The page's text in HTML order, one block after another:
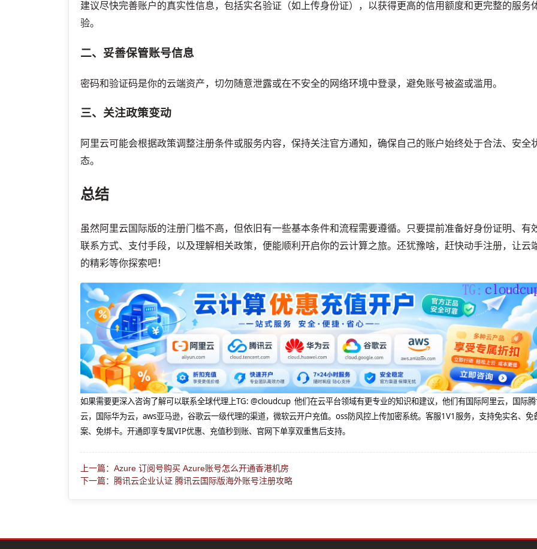
建议尽快完善账户的真实性信息，包括实名验证（如上传身份证），以获得更高的信用额度和更完整的服务
验。
二、妥善保管账号信息
密码和验证码是你的云端资产，切勿随意泄露或在不安全的网络环境中登录，避免账号被盗或滥用。
三、关注政策变动
阿里云可能会根据政策调整注册条件或服务内容，保持关注官方通知，确保自己的账户始终处于合法、安全
态。
总结
虽然阿里云国际版的注册门槛不高，但依旧有一些基本条件和流程需要遵循。只要提前准备好身份证明、有
联系方式、支付手段，以及理解相关政策，便能顺利开启你的云计算之旅。还犹豫啥，赶快动手注册，让云
的精彩等你探索吧！
如果需要更深入咨询了解可以联系全球代理上TG: @cloudcup 他们在云平台领域有更专业的知识和建议，他们有国际阿里云，国际
云，国际华为云，aws亚马逊，谷歌云一级代理的渠道，微软云开户充值。oss防风控上传加密系统。客服1V1服务，支持免实名、免
案、免绑卡。开通即享专属VIP优惠、充值秒到账、官网下单享双重售后支持。
上一篇：Azure 订阅号购买 Azure账号怎么开通香港机房
下一篇：腾讯云企业认证 腾讯云国际版海外账号注册攻略